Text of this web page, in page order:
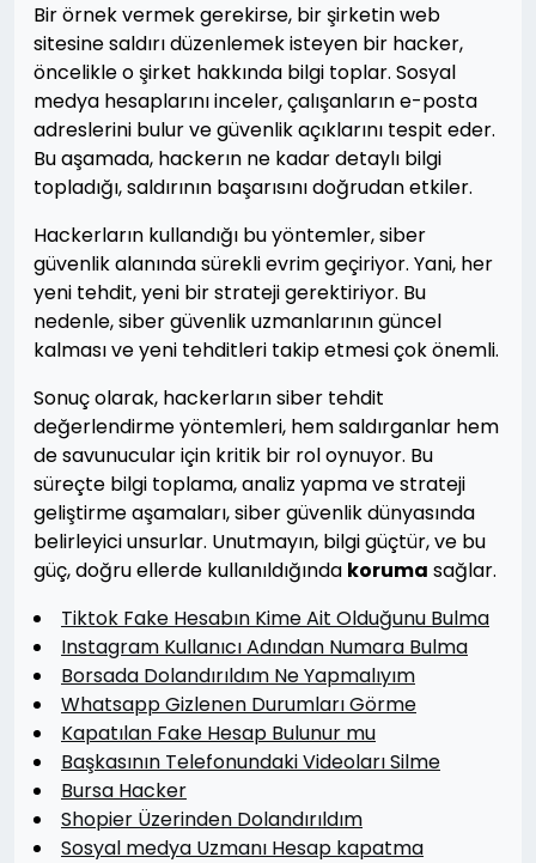
Bir örnek vermek gerekirse, bir şirketin web
sitesine saldırı düzenlemek isteyen bir hacker,
öncelikle o şirket hakkında bilgi toplar. Sosyal
medya hesaplarını inceler, çalışanların e-posta
adreslerini bulur ve güvenlik açıklarını tespit eder.
Bu aşamada, hackerın ne kadar detaylı bilgi
topladığı, saldırının başarısını doğrudan etkiler.
Hackerların kullandığı bu yöntemler, siber
güvenlik alanında sürekli evrim geçiriyor. Yani, her
yeni tehdit, yeni bir strateji gerektiriyor. Bu
nedenle, siber güvenlik uzmanlarının güncel
kalması ve yeni tehditleri takip etmesi çok önemli.
Sonuç olarak, hackerların siber tehdit
değerlendirme yöntemleri, hem saldırganlar hem
de savunucular için kritik bir rol oynuyor. Bu
süreçte bilgi toplama, analiz yapma ve strateji
geliştirme aşamaları, siber güvenlik dünyasında
belirleyici unsurlar. Unutmayın, bilgi güçtür, ve bu
güç, doğru ellerde kullanıldığında koruma sağlar.
Tiktok Fake Hesabın Kime Ait Olduğunu Bulma
Instagram Kullanıcı Adından Numara Bulma
Borsada Dolandırıldım Ne Yapmalıyım
Whatsapp Gizlenen Durumları Görme
Kapatılan Fake Hesap Bulunur mu
Başkasının Telefonundaki Videoları Silme
Bursa Hacker
Shopier Üzerinden Dolandırıldım
Sosyal medya Uzmanı Hesap kapatma